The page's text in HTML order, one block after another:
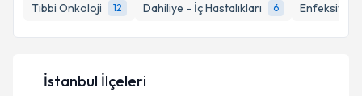
Tıbbi Onkoloji
12 Dahiliye - İç Hastalıkları 6 Enfeksiyon
E-posta Adresiniz
İstanbul İlçeleri